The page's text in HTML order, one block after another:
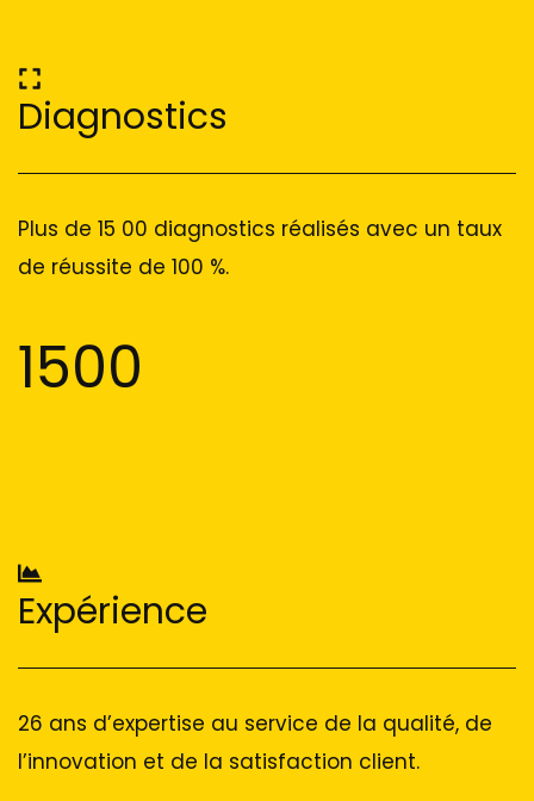
Diagnostics
Plus de 15 00 diagnostics réalisés avec un taux
de réussite de 100 %.
1500
Expérience
26 ans d’expertise au service de la qualité, de
l’innovation et de la satisfaction client.